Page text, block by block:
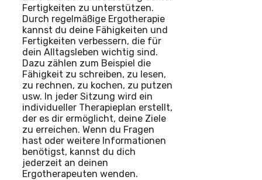
Fertigkeiten zu unterstützen.
Durch regelmäßige Ergotherapie
kannst du deine Fähigkeiten und
Fertigkeiten verbessern, die für
dein Alltagsleben wichtig sind.
Dazu zählen zum Beispiel die
Fähigkeit zu schreiben, zu lesen,
zu rechnen, zu kochen, zu putzen
usw. In jeder Sitzung wird ein
individueller Therapieplan erstellt,
der es dir ermöglicht, deine Ziele
zu erreichen. Wenn du Fragen
hast oder weitere Informationen
benötigst, kannst du dich
jederzeit an deinen
Ergotherapeuten wenden.